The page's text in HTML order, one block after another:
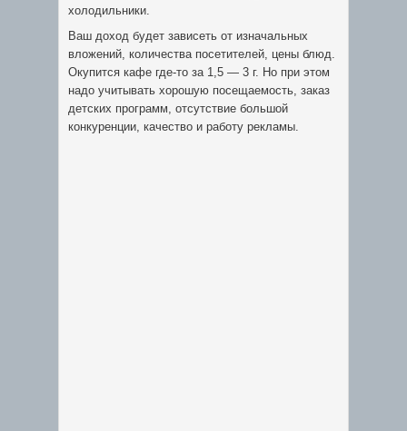
холодильники.
Ваш доход будет зависеть от изначальных
вложений, количества посетителей, цены блюд.
Окупится кафе где-то за 1,5 — 3 г. Но при этом
надо учитывать хорошую посещаемость, заказ
детских программ, отсутствие большой
конкуренции, качество и работу рекламы.